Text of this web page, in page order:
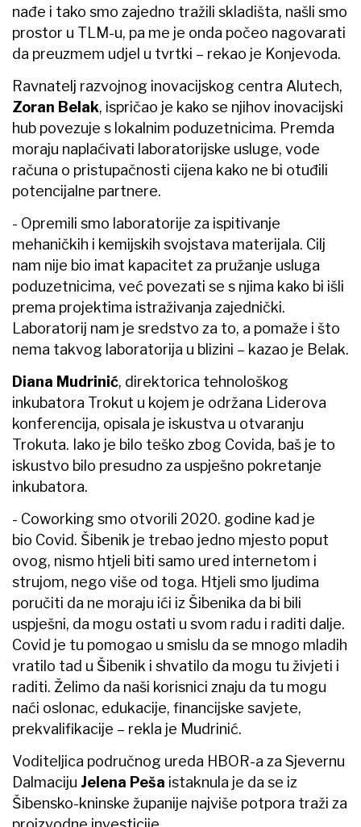
nađe i tako smo zajedno tražili skladišta, našli smo
prostor u TLM-u, pa me je onda počeo nagovarati
da preuzmem udjel u tvrtki – rekao je Konjevoda.
Ravnatelj razvojnog inovacijskog centra Alutech,
Zoran Belak, ispričao je kako se njihov inovacijski
hub povezuje s lokalnim poduzetnicima. Premda
moraju naplaćivati laboratorijske usluge, vode
računa o pristupačnosti cijena kako ne bi otuđili
potencijalne partnere.
- Opremili smo laboratorije za ispitivanje
mehaničkih i kemijskih svojstava materijala. Cilj
nam nije bio imat kapacitet za pružanje usluga
poduzetnicima, već povezati se s njima kako bi išli
prema projektima istraživanja zajednički.
Laboratorij nam je sredstvo za to, a pomaže i što
nema takvog laboratorija u blizini – kazao je Belak.
Diana Mudrinić, direktorica tehnološkog
inkubatora Trokut u kojem je održana Liderova
konferencija, opisala je iskustva u otvaranju
Trokuta. Iako je bilo teško zbog Covida, baš je to
iskustvo bilo presudno za uspješno pokretanje
inkubatora.
- Coworking smo otvorili 2020. godine kad je
bio Covid. Šibenik je trebao jedno mjesto poput
ovog, nismo htjeli biti samo ured internetom i
strujom, nego više od toga. Htjeli smo ljudima
poručiti da ne moraju ići iz Šibenika da bi bili
uspješni, da mogu ostati u svom radu i raditi dalje.
Covid je tu pomogao u smislu da se mnogo mladih
vratilo tad u Šibenik i shvatilo da mogu tu živjeti i
raditi. Želimo da naši korisnici znaju da tu mogu
naći oslonac, edukacije, financijske savjete,
prekvalifikacije – rekla je Mudrinić.
Voditeljica područnog ureda HBOR-a za Sjevernu
Dalmaciju Jelena Peša istaknula je da se iz
Šibensko-kninske županije najviše potpora traži za